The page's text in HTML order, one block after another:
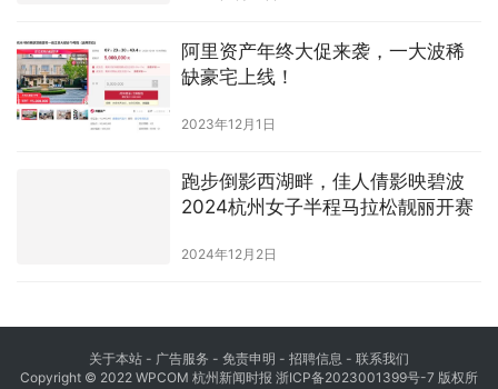
阿里资产年终大促来袭，一大波稀
缺豪宅上线！
2023年12月1日
跑步倒影西湖畔，佳人倩影映碧波
2024杭州女子半程马拉松靓丽开赛
2024年12月2日
关于本站 - 广告服务 - 免责申明 - 招聘信息 - 联系我们
Copyright © 2022 WPCOM 杭州新闻时报 浙ICP备2023001399号-7 版权所